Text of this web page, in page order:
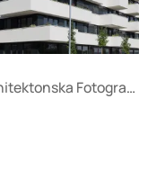
Relja Ivanić Arhitektonska Fotografija